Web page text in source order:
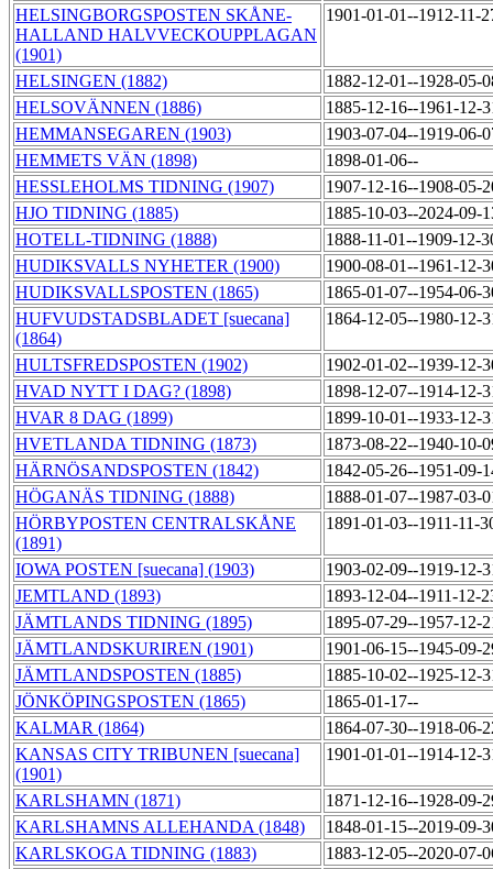
HELSINGBORGSPOSTEN SKÅNE-
HALLAND HALVVECKOUPPLAGAN
(1901)
1901-01-01--1912-11-
HELSINGEN (1882)
1882-12-01--1928-05-
HELSOVÄNNEN (1886)
1885-12-16--1961-12-
HEMMANSEGAREN (1903)
1903-07-04--1919-06-
HEMMETS VÄN (1898)
1898-01-06--
HESSLEHOLMS TIDNING (1907)
1907-12-16--1908-05-
HJO TIDNING (1885)
1885-10-03--2024-09-
HOTELL-TIDNING (1888)
1888-11-01--1909-12-
HUDIKSVALLS NYHETER (1900)
1900-08-01--1961-12-
HUDIKSVALLSPOSTEN (1865)
1865-01-07--1954-06-
HUFVUDSTADSBLADET [suecana]
(1864)
1864-12-05--1980-12-
HULTSFREDSPOSTEN (1902)
1902-01-02--1939-12-
HVAD NYTT I DAG? (1898)
1898-12-07--1914-12-
HVAR 8 DAG (1899)
1899-10-01--1933-12-
HVETLANDA TIDNING (1873)
1873-08-22--1940-10-
HÄRNÖSANDSPOSTEN (1842)
1842-05-26--1951-09-
HÖGANÄS TIDNING (1888)
1888-01-07--1987-03-
HÖRBYPOSTEN CENTRALSKÅNE
(1891)
1891-01-03--1911-11-
IOWA POSTEN [suecana] (1903)
1903-02-09--1919-12-
JEMTLAND (1893)
1893-12-04--1911-12-
JÄMTLANDS TIDNING (1895)
1895-07-29--1957-12-
JÄMTLANDSKURIREN (1901)
1901-06-15--1945-09-
JÄMTLANDSPOSTEN (1885)
1885-10-02--1925-12-
JÖNKÖPINGSPOSTEN (1865)
1865-01-17--
KALMAR (1864)
1864-07-30--1918-06-
KANSAS CITY TRIBUNEN [suecana]
(1901)
1901-01-01--1914-12-
KARLSHAMN (1871)
1871-12-16--1928-09-
KARLSHAMNS ALLEHANDA (1848)
1848-01-15--2019-09-
KARLSKOGA TIDNING (1883)
1883-12-05--2020-07-